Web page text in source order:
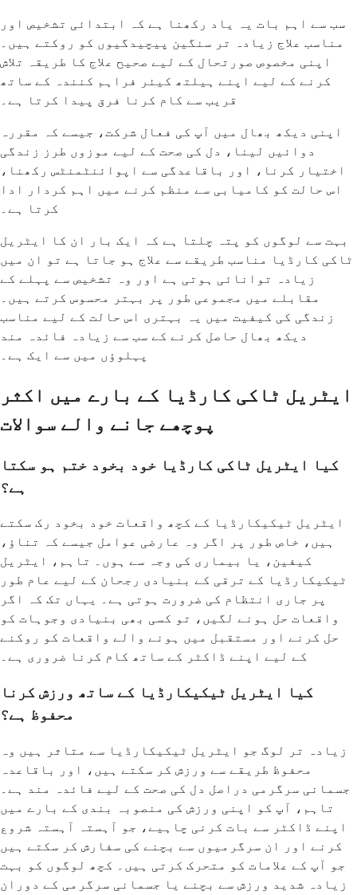
سب سے اہم بات یہ یاد رکھنا ہے کہ ابتدائی تشخیص اور
مناسب علاج زیادہ تر سنگین پیچیدگیوں کو روکتے ہیں۔
اپنی مخصوص صورتحال کے لیے صحیح علاج کا طریقہ تلاش
کرنے کے لیے اپنے ہیلتھ کیئر فراہم کنندہ کے ساتھ
قریب سے کام کرنا فرق پیدا کرتا ہے۔
اپنی دیکھ بھال میں آپ کی فعال شرکت، جیسے کہ مقررہ
دوائیں لینا، دل کی صحت کے لیے موزوں طرز زندگی
اختیار کرنا، اور باقاعدگی سے اپوائنٹمنٹس رکھنا،
اس حالت کو کامیابی سے منظم کرنے میں اہم کردار ادا
کرتا ہے۔
بہت سے لوگوں کو پتہ چلتا ہے کہ ایک بار ان کا ایٹریل
ٹاکی کارڈیا مناسب طریقے سے علاج ہو جاتا ہے تو ان میں
زیادہ توانائی ہوتی ہے اور وہ تشخیص سے پہلے کے
مقابلے میں مجموعی طور پر بہتر محسوس کرتے ہیں۔
زندگی کی کیفیت میں یہ بہتری اس حالت کے لیے مناسب
دیکھ بھال حاصل کرنے کے سب سے زیادہ فائدہ مند
پہلوؤں میں سے ایک ہے۔
ایٹریل ٹاکی کارڈیا کے بارے میں اکثر
پوچھے جانے والے سوالات
کیا ایٹریل ٹاکی کارڈیا خود بخود ختم ہو سکتا
ہے؟
ایٹریل ٹیکیکارڈیا کے کچھ واقعات خود بخود رک سکتے
ہیں، خاص طور پر اگر وہ عارضی عوامل جیسے کہ تناؤ،
کیفین، یا بیماری کی وجہ سے ہوں۔ تاہم، ایٹریل
ٹیکیکارڈیا کے ترقی کے بنیادی رجحان کے لیے عام طور
پر جاری انتظام کی ضرورت ہوتی ہے۔ یہاں تک کہ اگر
واقعات حل ہونے لگیں، تو کسی بھی بنیادی وجوہات کو
حل کرنے اور مستقبل میں ہونے والے واقعات کو روکنے
کے لیے اپنے ڈاکٹر کے ساتھ کام کرنا ضروری ہے۔
کیا ایٹریل ٹیکیکارڈیا کے ساتھ ورزش کرنا
محفوظ ہے؟
زیادہ تر لوگ جو ایٹریل ٹیکیکارڈیا سے متاثر ہیں وہ
محفوظ طریقے سے ورزش کر سکتے ہیں، اور باقاعدہ
جسمانی سرگرمی دراصل دل کی صحت کے لیے فائدہ مند ہے۔
تاہم، آپ کو اپنی ورزش کی منصوبہ بندی کے بارے میں
اپنے ڈاکٹر سے بات کرنی چاہیے، جو آہستہ آہستہ شروع
کرنے اور ان سرگرمیوں سے بچنے کی سفارش کر سکتے ہیں
جو آپ کے علامات کو متحرک کرتی ہیں۔ کچھ لوگوں کو بہت
زیادہ شدید ورزش سے بچنے یا جسمانی سرگرمی کے دوران